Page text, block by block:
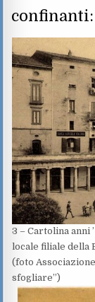
confinanti:
3 – Cartolina anni
locale filiale della
(foto
sfogliare”)